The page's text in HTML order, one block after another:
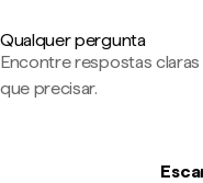
Qualquer pergunta
Encontre respostas
que precisar.